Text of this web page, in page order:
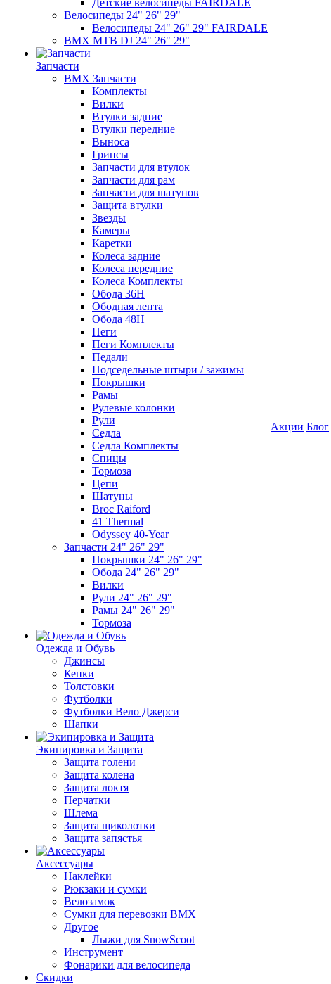
Детские велосипеды FAIRDALE
Велосипеды 24" 26" 29"
Велосипеды 24" 26" 29" FAIRDALE
BMX MTB DJ 24" 26" 29"
Запчасти
BMX Запчасти
Комплекты
Вилки
Втулки задние
Втулки передние
Выноса
Грипсы
Запчасти для втулок
Запчасти для рам
Запчасти для шатунов
Защита втулки
Звезды
Камеры
Каретки
Колеса задние
Колеса передние
Колеса Комплекты
Обода 36H
Ободная лента
Обода 48H
Пеги
Пеги Комплекты
Педали
Подседельные штыри / зажимы
Покрышки
Рамы
Рулевые колонки
Рули
Седла
Седла Комплекты
Спицы
Тормоза
Цепи
Шатуны
Broc Raiford
41 Thermal
Odyssey 40-Year
Запчасти 24" 26" 29"
Покрышки 24" 26" 29"
Обода 24" 26" 29"
Вилки
Рули 24" 26" 29"
Рамы 24" 26" 29"
Тормоза
Одежда и Обувь
Джинсы
Кепки
Толстовки
Футболки
Футболки Вело Джерси
Шапки
Экипировка и Защита
Защита голени
Защита колена
Защита локтя
Перчатки
Шлема
Защита щиколотки
Защита запястья
Аксессуары
Наклейки
Рюкзаки и сумки
Велозамок
Сумки для перевозки BMX
Другое
Лыжи для SnowScoot
Инструмент
Фонарики для велосипеда
Скидки
Акции Блог